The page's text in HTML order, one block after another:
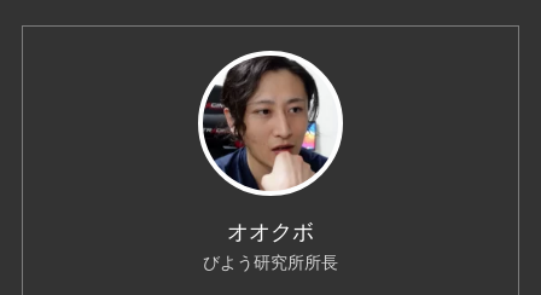
オオクボ
びよう研究所所長